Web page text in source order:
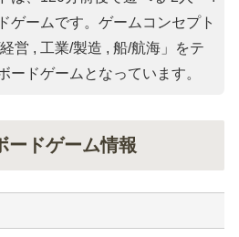
ゲームです。ゲームコンセプト
営 , 工業/製造 , 船/航海」をテ
ードゲームとなっています。
ードゲーム情報